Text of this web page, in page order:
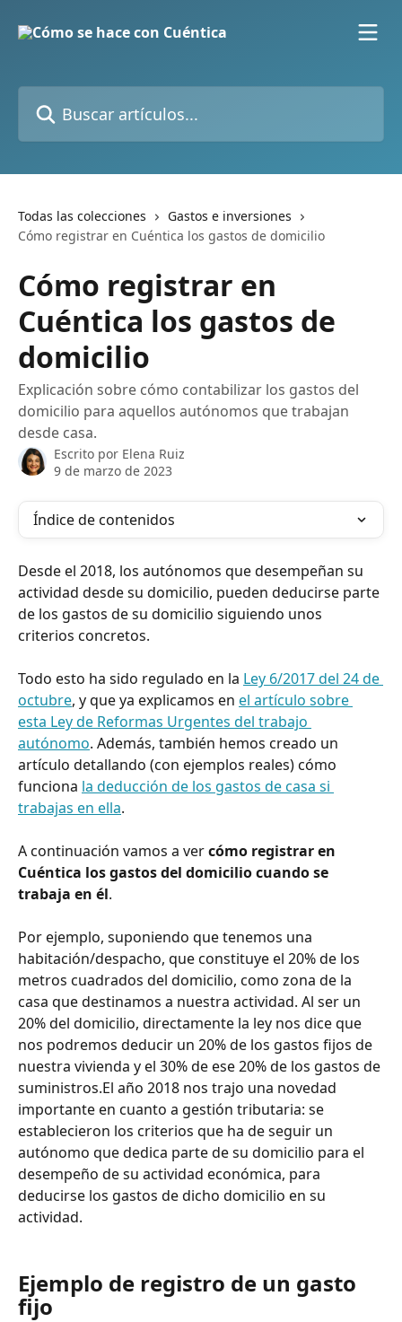
Todas las colecciones
Gastos e inversiones
Cómo registrar en Cuéntica los gastos de domicilio
Cómo registrar en
Cuéntica los gastos de
domicilio
Explicación sobre cómo contabilizar los gastos del
domicilio para aquellos autónomos que trabajan
desde casa.
Escrito por Elena Ruiz
9 de marzo de 2023
Índice de contenidos
Desde el 2018, los autónomos que desempeñan su
actividad desde su domicilio, pueden deducirse parte
de los gastos de su domicilio siguiendo unos
criterios concretos.
Todo esto ha sido regulado en la Ley 6/2017 del 24 de
octubre, y que ya explicamos en el artículo sobre
esta Ley de Reformas Urgentes del trabajo
autónomo. Además, también hemos creado un
artículo detallando (con ejemplos reales) cómo
funciona la deducción de los gastos de casa si
trabajas en ella.
A continuación vamos a ver cómo registrar en
Cuéntica los gastos del domicilio cuando se
trabaja en él.
Por ejemplo, suponiendo que tenemos una
habitación/despacho, que constituye el 20% de los
metros cuadrados del domicilio, como zona de la
casa que destinamos a nuestra actividad. Al ser un
20% del domicilio, directamente la ley nos dice que
nos podremos deducir un 20% de los gastos fijos de
nuestra vivienda y el 30% de ese 20% de los gastos de
suministros.El año 2018 nos trajo una novedad
importante en cuanto a gestión tributaria: se
establecieron los criterios que ha de seguir un
autónomo que dedica parte de su domicilio para el
desempeño de su actividad económica, para
deducirse los gastos de dicho domicilio en su
actividad.
Ejemplo de registro de un gasto
fijo